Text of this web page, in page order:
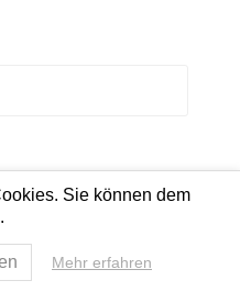
Sie können dem
Mehr erfahren